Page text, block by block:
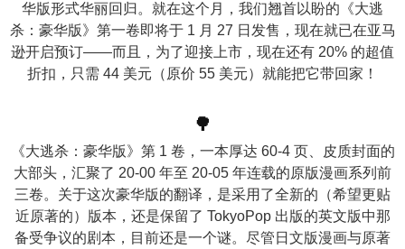
华版形式华丽回归。就在这个月，我们翘首以盼的《大逃
杀：豪华版》第一卷即将于 1 月 27 日发售，现在就已在亚马
逊开启预订——而且，为了迎接上市，现在还有 20% 的超值
折扣，只需 44 美元（原价 55 美元）就能把它带回家！
🌳
《大逃杀：豪华版》第 1 卷，一本厚达 60-4 页、皮质封面的
大部头，汇聚了 20-00 年至 20-05 年连载的原版漫画系列前
三卷。关于这次豪华版的翻译，是采用了全新的（希望更贴
近原著的）版本，还是保留了 TokyoPop 出版的英文版中那
备受争议的剧本，目前还是一个谜。尽管日文版漫画与原著